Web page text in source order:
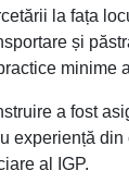
la fața
și
minime
a fost
experiență
al IGP.